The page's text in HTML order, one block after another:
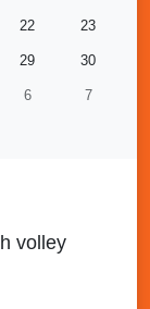
22 23
29 30
6 7
volley